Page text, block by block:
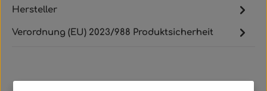
Hersteller
Verordnung (EU) 2023/988 Produktsicherheit